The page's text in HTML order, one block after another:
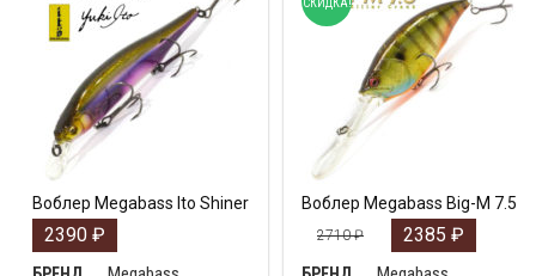
Воблер Megabass Ito Shiner
2390 ₽
Воблер Megabass Big-M 7.5
2710₽ 2385 ₽
СКИДКА!